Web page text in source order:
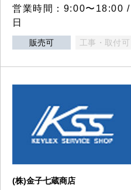
営業時間：9:00〜18:00
日
販売可 工事・取付可
(株)金子七蔵商店